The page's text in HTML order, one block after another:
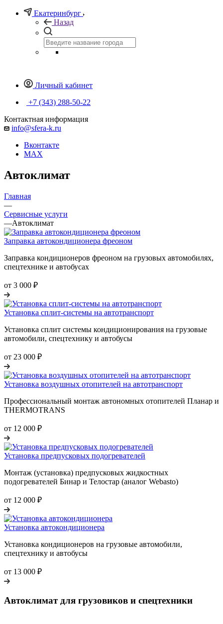
Екатеринбург
Назад
Личный кабинет
+7 (343) 288-50-22
Контактная информация
info@sfera-k.ru
Вконтакте
MAX
Автоклимат
Главная
—
Сервисные услуги
—Автоклимат
Заправка автокондиционера фреоном
Заправка кондиционеров фреоном на грузовых автомобилях,
спецтехнике и автобусах
от 3 000 ₽
Установка сплит-системы на автотранспорт
Установка сплит системы кондиционирования на грузовые
автомобили, спецтехнику и автобусы
от 23 000 ₽
Установка воздушных отопителей на автотранспорт
Профессиональный монтаж автономных отопителей Планар и
THERMOTRANS
от 12 000 ₽
Установка предпусковых подогревателей
Монтаж (установка) предпусковых жидкостных
подогревателей Бинар и Телостар (аналог Webasto)
от 12 000 ₽
Установка автокондиционера
Установка кондиционеров на грузовые автомобили,
спецтехнику и автобусы
от 13 000 ₽
Автоклимат для грузовиков и спецтехники